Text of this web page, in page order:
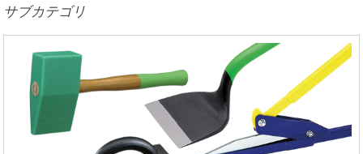
サブカテゴリ